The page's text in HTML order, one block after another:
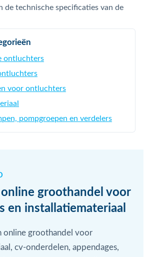
de technische specificaties van de
ontluchters
voor ontluchters
pompgroepen en verdelers
online groothandel voor
en installatiemateriaal
online groothandel voor
cv-onderdelen, appendages,